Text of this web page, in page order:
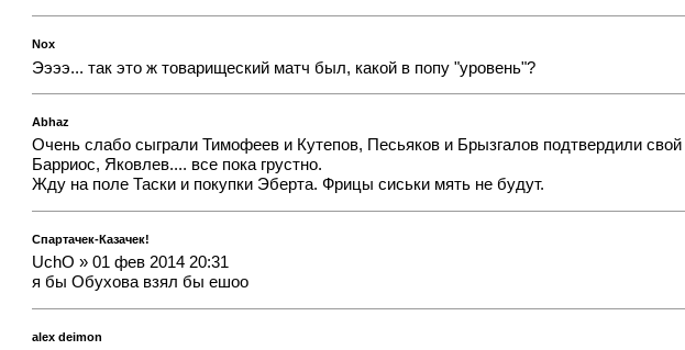
Nox
Ээээ... так это ж товарищеский матч был, какой в попу "уровень"?
Abhaz
Очень слабо сыграли Тимофеев и Кутепов, Песьяков и Брызгалов подтвердили свой
Барриос, Яковлев.... все пока грустно.
Жду на поле Таски и покупки Эберта. Фрицы сиськи мять не будут.
Спартачек-Казачек!
UchO » 01 фев 2014 20:31
я бы Обухова взял бы ешоо
alex deimon